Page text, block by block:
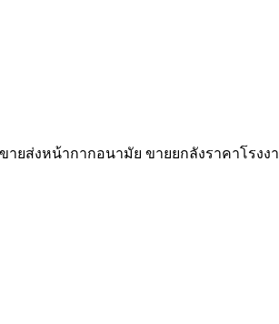
ยส่งหน้ากากอนามัย ขายยกลังราคาโร